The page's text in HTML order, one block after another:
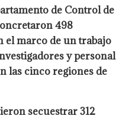
de Control de
498
el marco de un trabajo
y personal
las cinco regiones de
secuestrar 312